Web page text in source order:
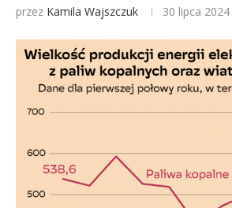
przez Kamila Wajszczuk 30 lipca 2024